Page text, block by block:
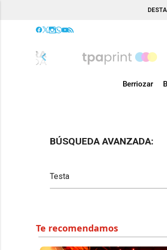
chevron_left
Berriozar
BÚSQUEDA AVANZADA: